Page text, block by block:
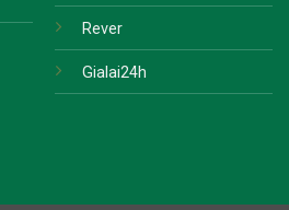
Rever
Gialai24h